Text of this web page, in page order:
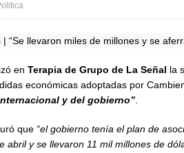
en Terapia de Grupo de La Señal la
económicas adoptadas por
y del gobierno”
que “el gobierno tenía el plan de
abril y se llevaron 11 mil millones de